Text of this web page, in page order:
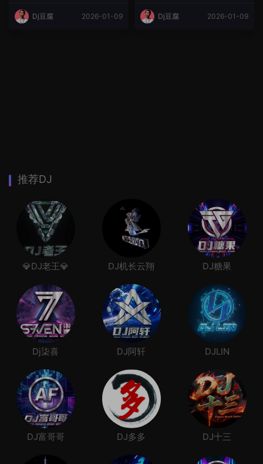
Dj豆腐 2026-01-09 Dj豆腐 2026-01-09
推荐DJ
💎DJ老王💎 DJ机长云翔 DJ糖果
Dj柒喜 DJ阿轩 DJLIN
DJ富哥哥 DJ多多 DJ十三